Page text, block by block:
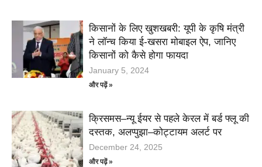
किसानों के लिए खुशखबरी: यूपी के कृषि मंत्री
ने लॉन्च किया ई-खसरा मोबाइल ऐप, जानिए
किसानों को कैसे होगा फायदा
January 5, 2024
और पढ़ें »
क्रिसमस–न्यू ईयर से पहले केरल में बर्ड फ्लू की
दस्तक, अलप्पुझा–कोट्टायम अलर्ट पर
December 24, 2025
और पढ़ें »